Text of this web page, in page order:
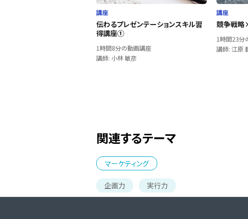
講座
伝わるプレゼンテーションスキル習
得講座①
1時間8分の動画講座
講師: 小林 敏彦
講座
競争戦
1時間23分
講師: 江原
関連するテーマ
マーケティング
企画力 実行力